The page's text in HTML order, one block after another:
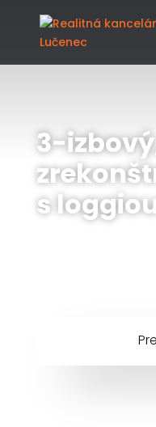
3-
s